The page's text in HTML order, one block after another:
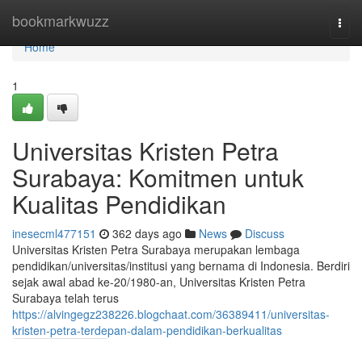
bookmarkwuzz
Home
Home
1
Universitas Kristen Petra
Surabaya: Komitmen untuk
Kualitas Pendidikan
inesecml477151 362 days ago News
Discuss
Universitas Kristen Petra Surabaya merupakan lembaga
pendidikan/universitas/institusi yang bernama di Indonesia. Berdiri
sejak awal abad ke-20/1980-an, Universitas Kristen Petra
Surabaya telah terus
https://alvingegz238226.blogchaat.com/36389411/universitas-
kristen-petra-terdepan-dalam-pendidikan-berkualitas